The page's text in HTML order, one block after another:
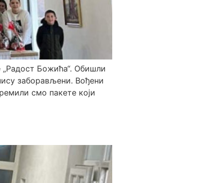
Божића“. Обишли
заборављени. Вођени
смо пакете који